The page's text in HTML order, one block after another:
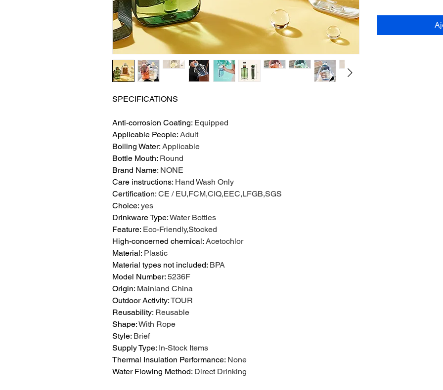
SPECIFICATIONS
Anti-corrosion Coating: Equipped
Applicable People: Adult
Boiling Water: Applicable
Bottle Mouth: Round
Brand Name: NONE
Care instructions: Hand Wash Only
Certification: CE / EU,FCM,CIQ,EEC,LFGB,SGS
Choice: yes
Drinkware Type:Water Bottles
Feature: Eco-Friendly,Stocked
High-concerned chemical: Acetochlor
Material: Plastic
Material types not included: BPA
Model Number: 5236F
Origin: Mainland China
Outdoor Activity:TOUR
Reusability: Reusable
Shape:With Rope
Style: Brief
Supply Type: In-Stock Items
Thermal Insulation Performance: None
Water Flowing Method: Direct Drinking